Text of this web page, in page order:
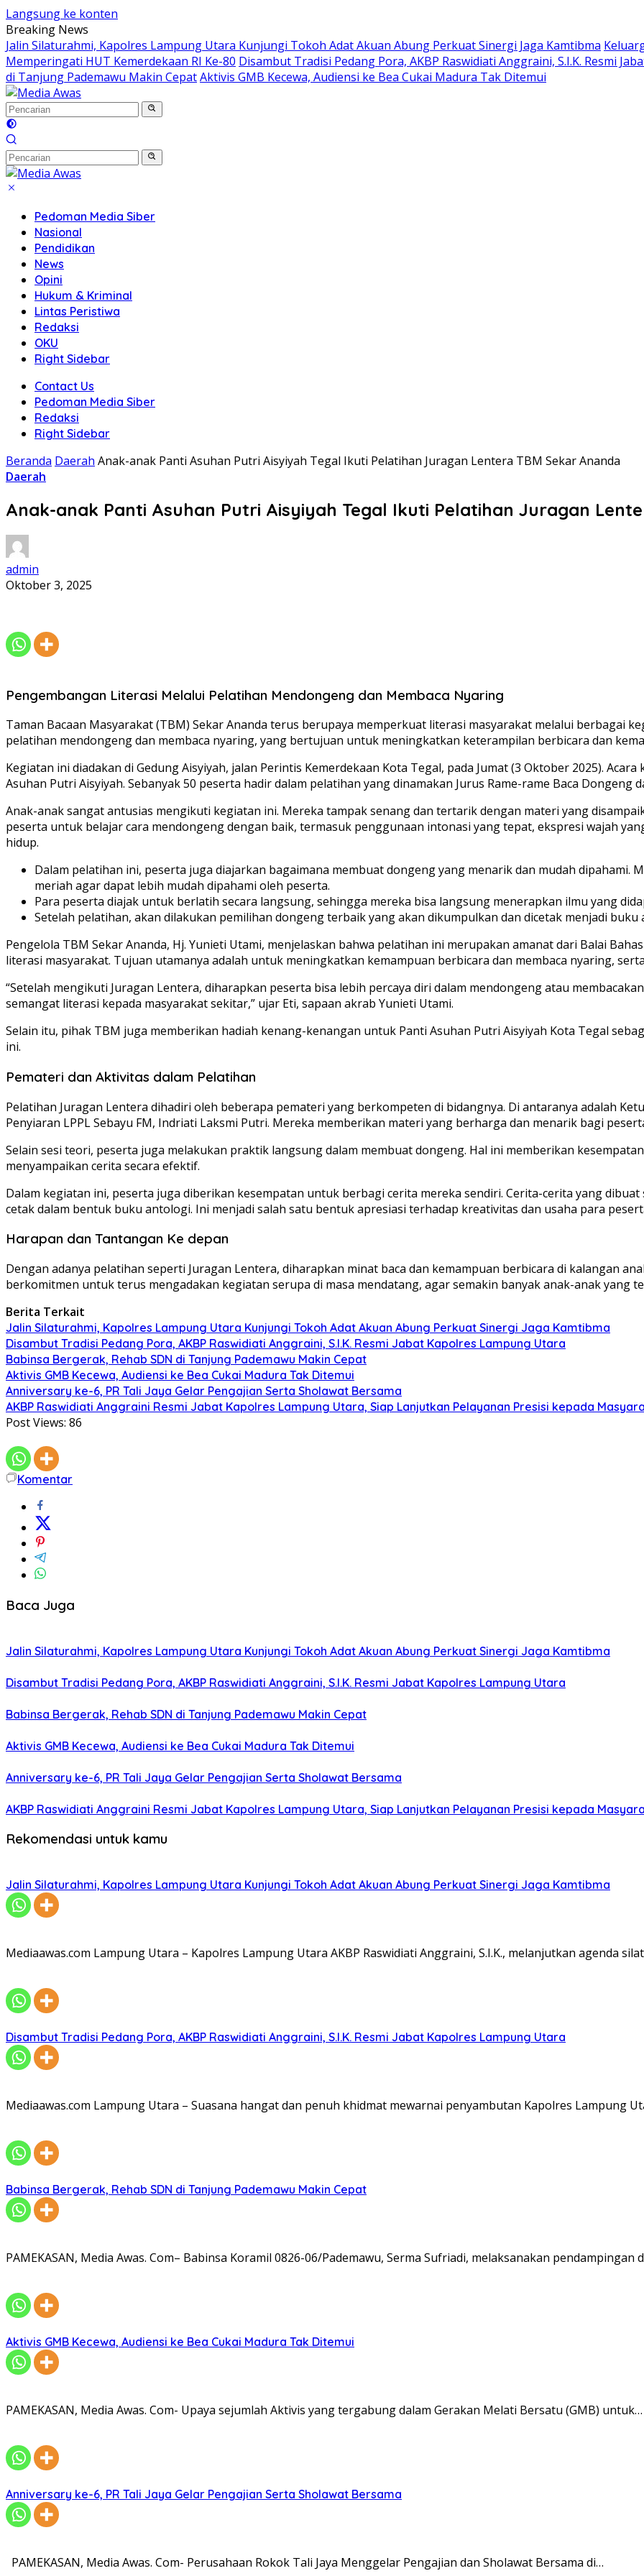
Langsung ke konten
Breaking News
Jalin Silaturahmi, Kapolres Lampung Utara Kunjungi Tokoh Adat Akuan Abung Perkuat Sinergi Jaga Kamtibma
Memperingati HUT Kemerdekaan RI Ke-80 Disambut Tradisi Pedang Pora, AKBP Raswidiati Anggraini, S.I.K. Resmi
di Tanjung Pademawu Makin CepatAktivis GMB Kecewa, Audiensi ke Bea Cukai Madura Tak Ditemui
Pedoman Media Siber
Nasional
Pendidikan
News
Opini
Hukum & Kriminal
Lintas Peristiwa
Redaksi
OKU
Right Sidebar
Contact Us
Pedoman Media Siber
Redaksi
Right Sidebar
Beranda Daerah Anak-anak Panti Asuhan Putri Aisyiyah Tegal Ikuti Pelatihan Juragan Lentera TBM Sekar Ananda
Daerah
Anak-anak Panti Asuhan Putri Aisyiyah Tegal Ikuti Pelatihan Juragan
admin
Oktober 3, 2025
Pengembangan Literasi Melalui Pelatihan Mendongeng dan Membaca Nyaring
Taman Bacaan Masyarakat (TBM) Sekar Ananda terus berupaya memperkuat literasi masyarakat melalui berbagai
pelatihan mendongeng dan membaca nyaring, yang bertujuan untuk meningkatkan keterampilan berbicara dan
Kegiatan ini diadakan di Gedung Aisyiyah, jalan Perintis Kemerdekaan Kota Tegal, pada Jumat (3 Oktober 2025).
Asuhan Putri Aisyiyah. Sebanyak 50 peserta hadir dalam pelatihan yang dinamakan Jurus Rame-rame Baca Dongeng
Anak-anak sangat antusias mengikuti kegiatan ini. Mereka tampak senang dan tertarik dengan materi yang
peserta untuk belajar cara mendongeng dengan baik, termasuk penggunaan intonasi yang tepat, ekspresi wajah
hidup.
Dalam pelatihan ini, peserta juga diajarkan bagaimana membuat dongeng yang menarik dan mudah dipahami.
meriah agar dapat lebih mudah dipahami oleh peserta.
Para peserta diajak untuk berlatih secara langsung, sehingga mereka bisa langsung menerapkan ilmu yang
Setelah pelatihan, akan dilakukan pemilihan dongeng terbaik yang akan dikumpulkan dan dicetak menjadi buku
Pengelola TBM Sekar Ananda, Hj. Yunieti Utami, menjelaskan bahwa pelatihan ini merupakan amanat dari Balai
literasi masyarakat. Tujuan utamanya adalah untuk meningkatkan kemampuan berbicara dan membaca nyaring,
“Setelah mengikuti Juragan Lentera, diharapkan peserta bisa lebih percaya diri dalam mendongeng atau
semangat literasi kepada masyarakat sekitar,” ujar Eti, sapaan akrab Yunieti Utami.
Selain itu, pihak TBM juga memberikan hadiah kenang-kenangan untuk Panti Asuhan Putri Aisyiyah Kota Tegal
ini.
Pemateri dan Aktivitas dalam Pelatihan
Pelatihan Juragan Lentera dihadiri oleh beberapa pemateri yang berkompeten di bidangnya. Di antaranya adalah
Penyiaran LPPL Sebayu FM, Indriati Laksmi Putri. Mereka memberikan materi yang berharga dan menarik bagi
Selain sesi teori, peserta juga melakukan praktik langsung dalam membuat dongeng. Hal ini memberikan
menyampaikan cerita secara efektif.
Dalam kegiatan ini, peserta juga diberikan kesempatan untuk berbagi cerita mereka sendiri. Cerita-cerita yang
cetak dalam bentuk buku antologi. Ini menjadi salah satu bentuk apresiasi terhadap kreativitas dan usaha para
Harapan dan Tantangan Ke depan
Dengan adanya pelatihan seperti Juragan Lentera, diharapkan minat baca dan kemampuan berbicara di kalangan
berkomitmen untuk terus mengadakan kegiatan serupa di masa mendatang, agar semakin banyak anak-anak yang
Berita Terkait
Jalin Silaturahmi, Kapolres Lampung Utara Kunjungi Tokoh Adat Akuan Abung Perkuat Sinergi Jaga Kamtibma
Disambut Tradisi Pedang Pora, AKBP Raswidiati Anggraini, S.I.K. Resmi Jabat Kapolres Lampung Utara
Babinsa Bergerak, Rehab SDN di Tanjung Pademawu Makin Cepat
Aktivis GMB Kecewa, Audiensi ke Bea Cukai Madura Tak Ditemui
Anniversary ke-6, PR Tali Jaya Gelar Pengajian Serta Sholawat Bersama
AKBP Raswidiati Anggraini Resmi Jabat Kapolres Lampung Utara, Siap Lanjutkan Pelayanan Presisi kepada
Post Views: 86
Komentar
Baca Juga
Jalin Silaturahmi, Kapolres Lampung Utara Kunjungi Tokoh Adat Akuan Abung Perkuat Sinergi Jaga Kamtibma
Disambut Tradisi Pedang Pora, AKBP Raswidiati Anggraini, S.I.K. Resmi Jabat Kapolres Lampung Utara
Babinsa Bergerak, Rehab SDN di Tanjung Pademawu Makin Cepat
Aktivis GMB Kecewa, Audiensi ke Bea Cukai Madura Tak Ditemui
Anniversary ke-6, PR Tali Jaya Gelar Pengajian Serta Sholawat Bersama
AKBP Raswidiati Anggraini Resmi Jabat Kapolres Lampung Utara, Siap Lanjutkan Pelayanan Presisi kepada
Rekomendasi untuk kamu
Jalin Silaturahmi, Kapolres Lampung Utara Kunjungi Tokoh Adat Akuan Abung Perkuat Sinergi Jaga Kamtibma
Mediaawas.com Lampung Utara – Kapolres Lampung Utara AKBP Raswidiati Anggraini, S.I.K., melanjutkan agenda
Disambut Tradisi Pedang Pora, AKBP Raswidiati Anggraini, S.I.K. Resmi Jabat Kapolres Lampung Utara
Mediaawas.com Lampung Utara – Suasana hangat dan penuh khidmat mewarnai penyambutan Kapolres Lampung
Babinsa Bergerak, Rehab SDN di Tanjung Pademawu Makin Cepat
PAMEKASAN, Media Awas. Com– Babinsa Koramil 0826-06/Pademawu, Serma Sufriadi, melaksanakan
Aktivis GMB Kecewa, Audiensi ke Bea Cukai Madura Tak Ditemui
PAMEKASAN, Media Awas. Com- Upaya sejumlah Aktivis yang tergabung dalam Gerakan Melati Bersatu (GMB) untuk…
Anniversary ke-6, PR Tali Jaya Gelar Pengajian Serta Sholawat Bersama
PAMEKASAN, Media Awas. Com- Perusahaan Rokok Tali Jaya Menggelar Pengajian dan Sholawat Bersama di…